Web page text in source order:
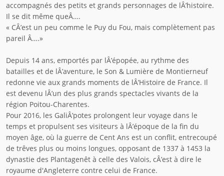
accompagnés des petits et grands personnages de lÂ’histoire.
Il se dit même queÂ….
« CÂ’est un peu comme le Puy du Fou, mais complètement pas
pareil Â….»
Depuis 14 ans, emportés par lÂ’épopée, au rythme des
batailles et de lÂ’aventure, le Son & Lumière de Montierneuf
redonne vie aux grands moments de lÂ’Histoire de France. Il
est devenu lÂ’un des plus grands spectacles vivants de la
région Poitou-Charentes.
Pour 2016, les GaliÂ’potes prolongent leur voyage dans le
temps et propulsent ses visiteurs à lÂ’époque de la fin du
moyen âge, où la guerre de Cent Ans est un conflit, entrecoupé
de trêves plus ou moins longues, opposant de 1337 à 1453 la
dynastie des Plantagenêt à celle des Valois, cÂ’est à dire le
royaume d'Angleterre contre celui de France.